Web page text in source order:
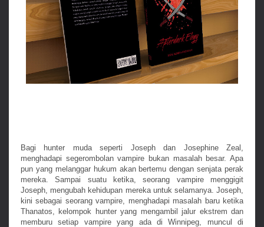
Bagi hunter muda seperti Joseph dan Josephine Zeal,
menghadapi segerombolan vampire bukan masalah besar. Apa
pun yang melanggar hukum akan bertemu dengan senjata perak
mereka. Sampai suatu ketika, seorang vampire menggigit
Joseph, mengubah kehidupan mereka untuk selamanya. Joseph,
kini sebagai seorang vampire, menghadapi masalah baru ketika
Thanatos, kelompok hunter yang mengambil jalur ekstrem dan
memburu setiap vampire yang ada di Winnipeg, muncul di